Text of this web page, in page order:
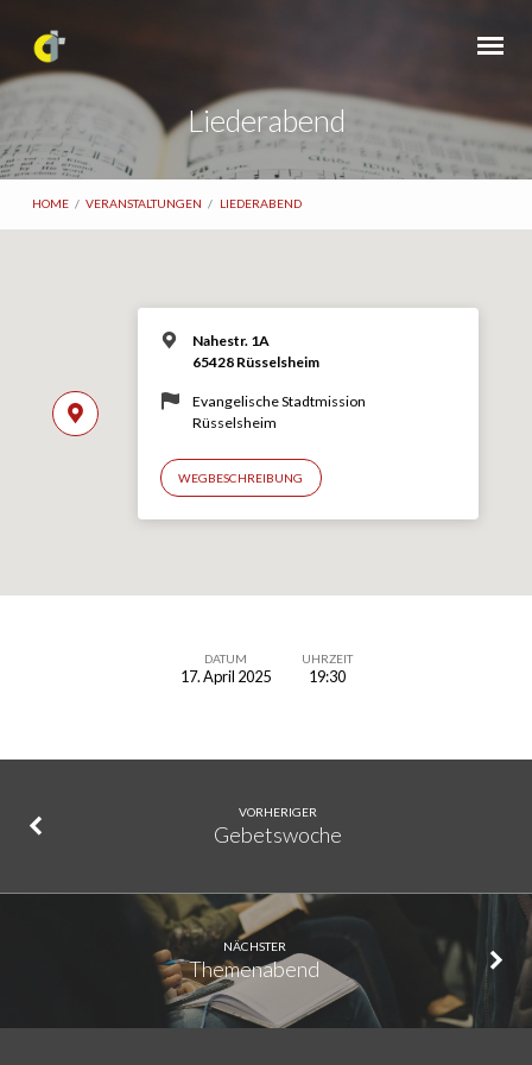
Liederabend
HOME / VERANSTALTUNGEN / LIEDERABEND
Nahestr. 1A
65428 Rüsselsheim
Evangelische Stadtmission
Rüsselsheim
WEGBESCHREIBUNG
DATUM
17. April 2025
UHRZEIT
19:30
VORHERIGER
Gebetswoche
NÄCHSTER
Themenabend